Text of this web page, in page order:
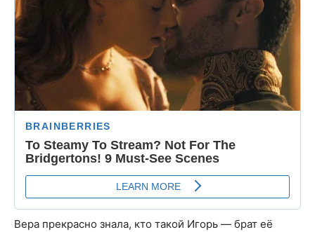
Вера прекрасно знала, кто такой Игорь — брат её